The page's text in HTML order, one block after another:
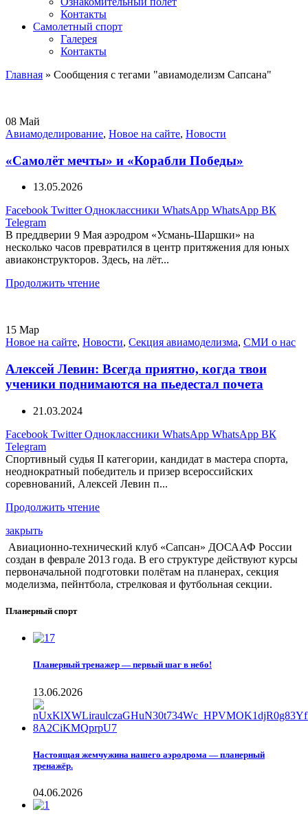
Контакты
Самолетный спорт
Галерея
Контакты
Главная » Сообщения с тегами "авиамоделизм Сапсана"
08 Май
Авиамоделирование, Новое на сайте, Новости
«Самолёт мечты» и «Корабли Победы»
13.05.2026
Facebook Twitter Одноклассники WhatsApp WhatsApp ВК
Telegram
В преддверии 9 Мая аэродром «Усмань-Шаршки» на
несколько часов превратился в центр притяжения для юных
авиаконструкторов. Здесь, на лёт...
Продолжить чтение
15 Мар
Новое на сайте, Новости, Секция авиамоделизма, СМИ о нас
Алексей Левин: Всегда приятно, когда твои
ученики поднимаются на пьедестал почета
21.03.2024
Facebook Twitter Одноклассники WhatsApp WhatsApp ВК
Telegram
Спортивный судья II категории, кандидат в мастера спорта,
неоднократный победитель и призер всероссийских
соревнований, Алексей Левин п...
Продолжить чтение
закрыть
Авиационно-технический клуб «Сапсан» ДОСААФ России
создан в феврале 2013 года. В его структуре действуют курсы
первоначальной подготовки полётам на планерах, секция
моделизма, пейнтбола, стрелковая и футбольная секции.
Планерный спорт
Планерный тренажер — первый шаг в небо!
13.06.2026
Настоящая жемчужина нашего аэродрома — планерный
тренажёр.
04.06.2026